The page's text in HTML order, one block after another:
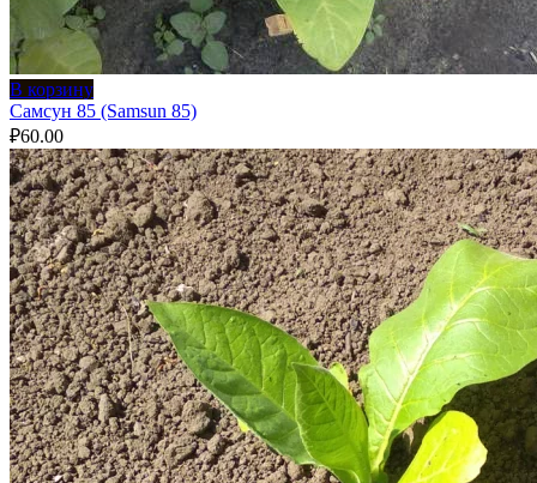
В корзину
Самсун 85 (Samsun 85)
₽60.00